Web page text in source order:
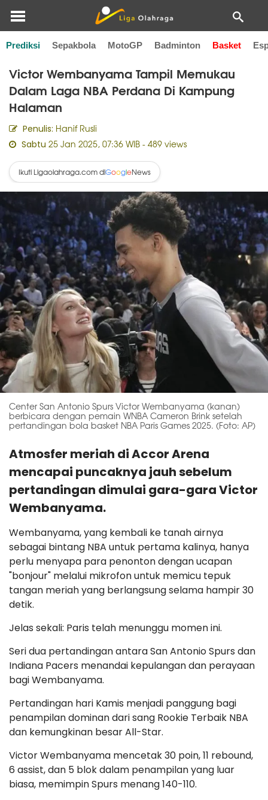
Prediksi Sepakbola MotoGP Badminton Basket
Home Basket
Victor Wembanyama Tampil Memukau
Dalam Laga NBA Perdana Di Kampung
Halaman
Penulis: Hanif Rusli
Sabtu 25 Jan 2025, 07:36 WIB - 489 views
Ikuti Ligaolahraga.com diGoogleNews
Center San Antonio Spurs Victor Wembanyama (kanan)
berbicara dengan pemain WNBA Cameron Brink setelah
pertandingan bola basket NBA Paris Games 2025. (Foto: AP)
Atmosfer meriah di Accor Arena
mencapai puncaknya jauh sebelum
pertandingan dimulai gara-gara Victor
Wembanyama.
Wembanyama, yang kembali ke tanah airnya
sebagai bintang NBA untuk pertama kalinya, hanya
perlu menyapa para penonton dengan ucapan
"bonjour" melalui mikrofon untuk memicu tepuk
tangan meriah yang berlangsung selama hampir 30
detik.
Jelas sekali: Paris telah menunggu momen ini.
Seri dua pertandingan antara San Antonio Spurs dan
Indiana Pacers menandai kepulangan dan perayaan
bagi Wembanyama.
Pertandingan hari Kamis menjadi panggung bagi
penampilan dominan dari sang Rookie Terbaik NBA
dan kemungkinan besar All-Star.
Victor Wembanyama mencetak 30 poin, 11 rebound,
6 assist, dan 5 blok dalam penampilan yang luar
biasa, memimpin Spurs menang 140-110.